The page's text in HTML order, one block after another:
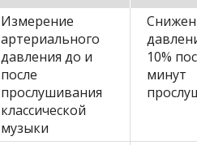
Измерение
артериального
давления до и
после
прослушивания
классической
музыки
10%
минут